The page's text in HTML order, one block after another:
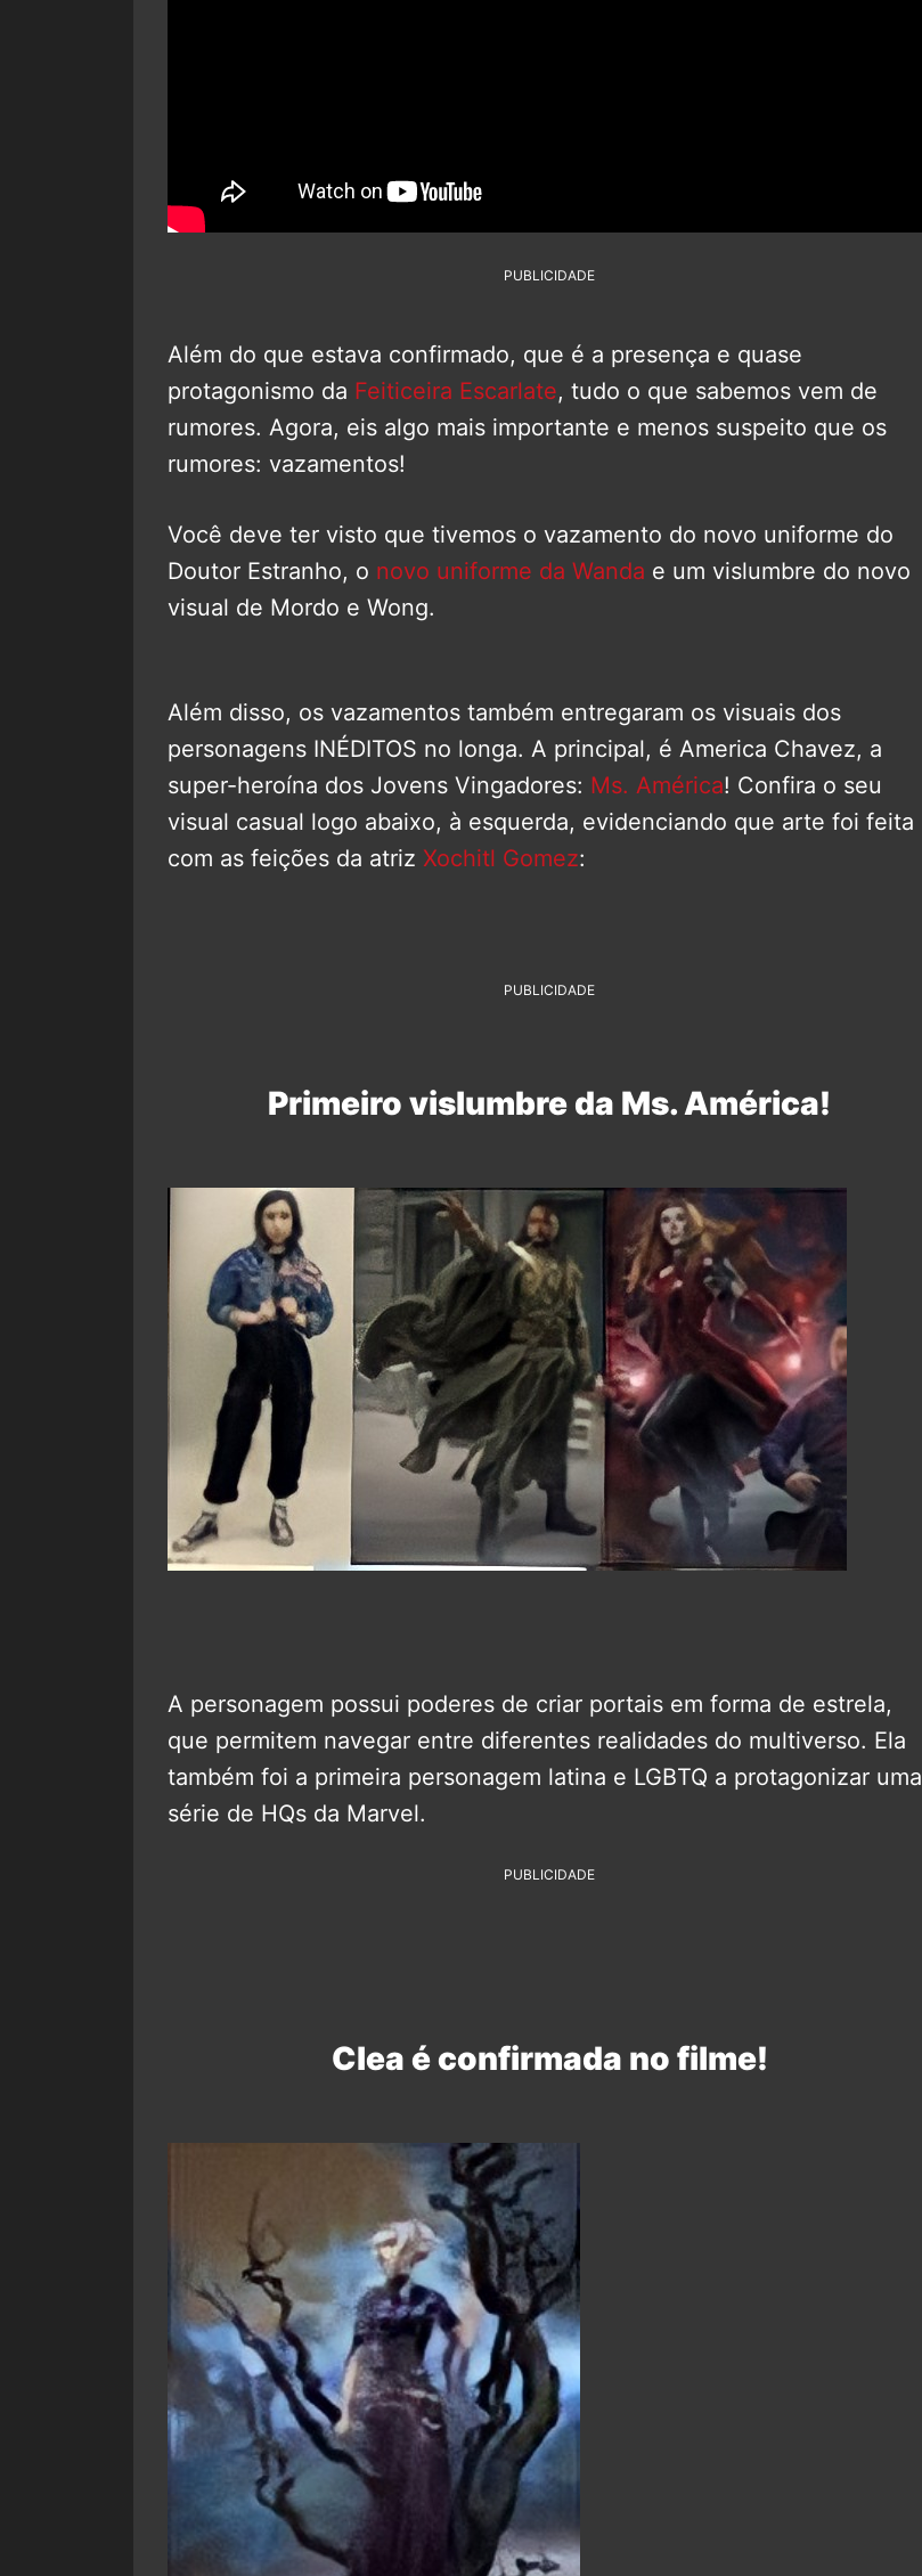
PUBLICIDADE
Além do que estava confirmado, que é a presença e quase
protagonismo da Feiticeira Escarlate, tudo o que sabemos vem de
rumores. Agora, eis algo mais importante e menos suspeito que os
rumores: vazamentos!
Você deve ter visto que tivemos o vazamento do novo uniforme do
Doutor Estranho, o novo uniforme da Wanda e um vislumbre do novo
visual de Mordo e Wong.
Além disso, os vazamentos também entregaram os visuais dos
personagens INÉDITOS no longa. A principal, é America Chavez, a
super-heroína dos Jovens Vingadores: Ms. América! Confira o seu
visual casual logo abaixo, à esquerda, evidenciando que arte foi feita
com as feições da atriz Xochitl Gomez:
PUBLICIDADE
Primeiro vislumbre da Ms. América!
A personagem possui poderes de criar portais em forma de estrela,
que permitem navegar entre diferentes realidades do multiverso. Ela
também foi a primeira personagem latina e LGBTQ a protagonizar uma
série de HQs da Marvel.
PUBLICIDADE
Clea é confirmada no filme!